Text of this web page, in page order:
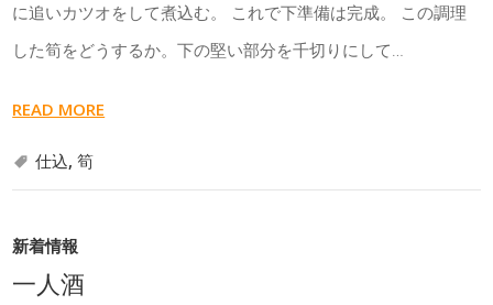
に追いカツオをして煮込む。 これで下準備は完成。 この調理
した筍をどうするか。下の堅い部分を千切りにして…
READ MORE
仕込,筍
新着情報
一人酒